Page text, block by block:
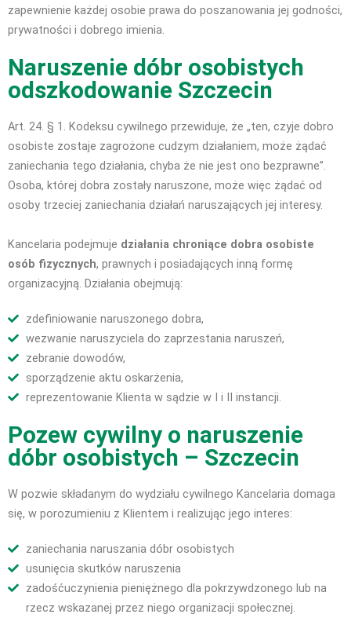
zapewnienie każdej osobie prawa do poszanowania jej godności,
prywatności i dobrego imienia.
Naruszenie dóbr osobistych
odszkodowanie Szczecin
Art. 24. § 1. Kodeksu cywilnego przewiduje, że „ten, czyje dobro
osobiste zostaje zagrożone cudzym działaniem, może żądać
zaniechania tego działania, chyba że nie jest ono bezprawne”.
Osoba, której dobra zostały naruszone, może więc żądać od
osoby trzeciej zaniechania działań naruszających jej interesy.
Kancelaria podejmuje działania chroniące dobra osobiste
osób fizycznych, prawnych i posiadających inną formę
organizacyjną. Działania obejmują:
zdefiniowanie naruszonego dobra,
wezwanie naruszyciela do zaprzestania naruszeń,
zebranie dowodów,
sporządzenie aktu oskarżenia,
reprezentowanie Klienta w sądzie w I i II instancji.
Pozew cywilny o naruszenie
dóbr osobistych – Szczecin
W pozwie składanym do wydziału cywilnego Kancelaria domaga
się, w porozumieniu z Klientem i realizując jego interes:
zaniechania naruszania dóbr osobistych
usunięcia skutków naruszenia
zadośćuczynienia pieniężnego dla pokrzywdzonego lub na
rzecz wskazanej przez niego organizacji społecznej.